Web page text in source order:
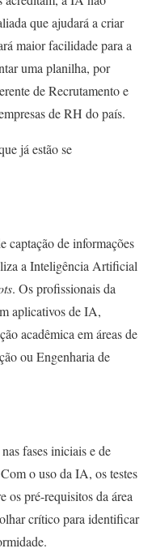
que ajudará a criar
maior facilidade para a
uma planilha, por
de Recrutamento e
de RH do país.
já estão se
captação de informações
a Inteligência Artificial
. Os profissionais da
aplicativos de IA,
acadêmica em áreas de
ou Engenharia de
fases iniciais e de
o uso da IA, os testes
os pré-requisitos da área
crítico para identificar